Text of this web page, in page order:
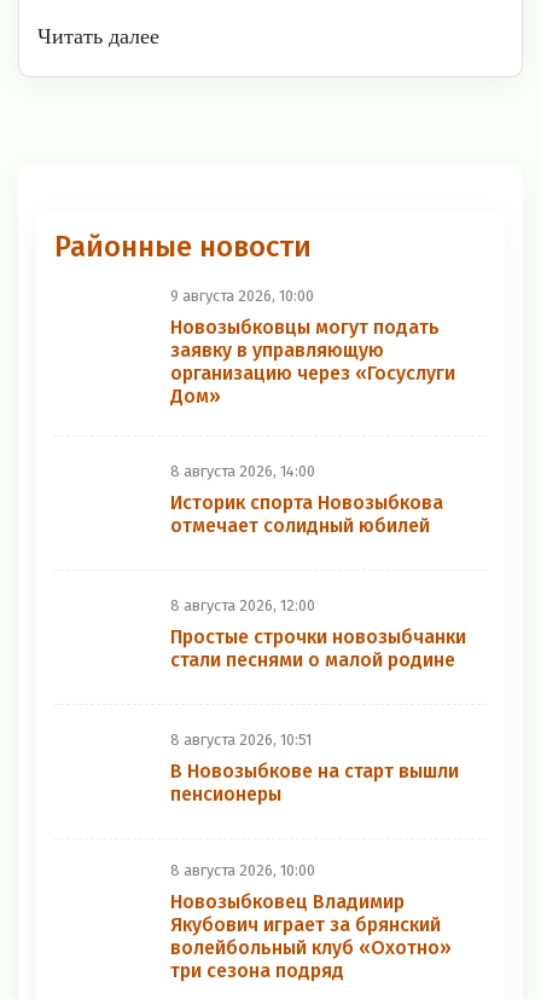
Читать далее
Районные новости
9 августа 2026, 10:00
Новозыбковцы могут подать
заявку в управляющую
организацию через «Госуслуги
Дом»
8 августа 2026, 14:00
Историк спорта Новозыбкова
отмечает солидный юбилей
8 августа 2026, 12:00
Простые строчки новозыбчанки
стали песнями о малой родине
8 августа 2026, 10:51
В Новозыбкове на старт вышли
пенсионеры
8 августа 2026, 10:00
Новозыбковец Владимир
Якубович играет за брянский
волейбольный клуб «Охотно»
три сезона подряд